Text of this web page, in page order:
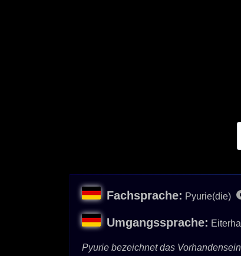
Fachsprache: Pyurie(die)
Umgangssprache:
Pyurie bezeichnet das